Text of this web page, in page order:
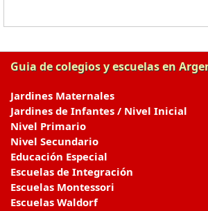
Guia de colegios y escuelas en
Jardines Maternales
Jardines de Infantes / Nivel Inicial
Nivel Primario
Nivel Secundario
Educación Especial
Escuelas de Integración
Escuelas Montessori
Escuelas Waldorf